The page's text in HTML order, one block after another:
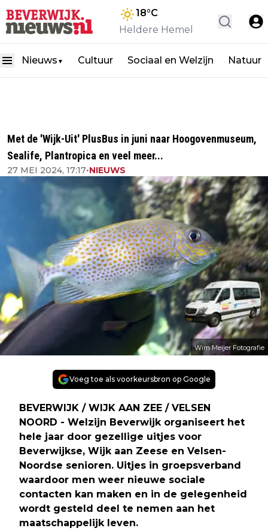
18°C
Heldere Hemel
Nieuws ▼ Cultuur Sociaal en Welzijn Natuur
Met de 'Wijk-Uit' PlusBus in juni naar Hoogovenmuseum,
Sealife, Plantropica en veel meer...
27 MEI 2024, 17:17•NIEUWS
Wim Meijer Fotografie
Voeg toe als voorkeursbron op Google
BEVERWIJK / WIJK AAN ZEE / VELSEN
NOORD - Welzijn Beverwijk organiseert het
hele jaar door gezellige uitjes voor
Beverwijkse, Wijk aan Zeese en Velsen-
Noordse senioren. Uitjes in groepsverband
waardoor men weer nieuwe sociale
contacten kan maken en in de gelegenheid
wordt gesteld deel te nemen aan het
maatschappelijk leven.